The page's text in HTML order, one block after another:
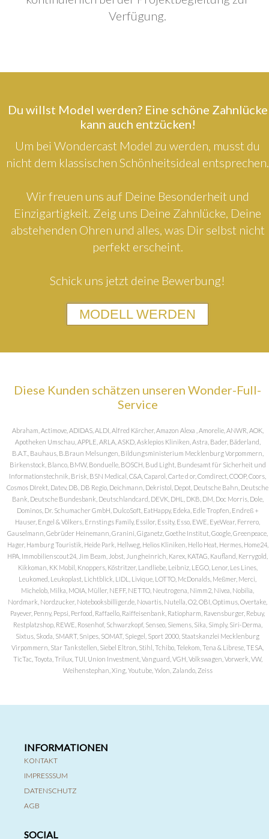
Verfügung.
Du willst Model werden? Eine schöne Zahnlücke
kann auch entzücken!
Um bei Wondercast Model zu werden, musst du
nicht dem klassischen Schönheitsideal entsprechen.
Wir freuen uns auf Deine Besonderheit und
Einzigartigkeit. Zeig uns Deine Zahnlücke, Deine
abstehenden Ohren und alles, was Dir selbst nicht
perfekt erscheint.
Schick uns jetzt deine Bewerbung!
MODELL WERDEN
Diese Kunden schätzen unseren Wonder-Full-
Service
Abraham, Actimove, ADIDAS, ALDI, Alfred Kärcher, Amazon Alexa , Amorelie, ANWR, AOK,
Apotheken Umschau, APPLE, ARLA, ASKD, Asklepios Kliniken, Astra, Bader, Bäderland,
B.A.T., Bauhaus, B.Braun Melsungen, Bildungsministerium Mecklenburg Vorpommern,
Birkenstock, Blanco, BMW, Bonduelle, BOSCH, Bud Light, Bundesamt für Sicherheit und
Informationstechnik, Brisk, BSN Medical, C&A, Caparol, Carte d or, Comdirect, COOP, Coors,
Cosmos DIrekt, Datev, DB, DB Regio, Deichmann, Dekristol, Depot, Deutsche Bahn, Deutsche
Bank, Deutsche Bundesbank, Deutschlandcard, DEVK, DHL, DKB, DM, Doc Morris, Dole,
Dominos, Dr. Schumacher GmbH, DulcoSoft, EatHappy, Edeka, Edle Tropfen, Endreß +
Hauser, Engel & Völkers, Ernstings Family, Essilor, Essity, Esso, EWE, EyeWear, Ferrero,
Gauselmann, Gebrüder Heinemann, Granini, Giganetz, Goethe Institut, Google, Greenpeace,
Hager, Hamburg Touristik, Heide Park, Hellweg, Helios Kliniken, Hello Heat, Hermes, Home24,
HPA, Immobilienscout24, Jim Beam, Jobst, Jungheinrich, Karex, KATAG, Kaufland, Kerrygold,
Kikkoman, KK Mobil, Knoppers, Köstritzer, Landliebe, Leibniz, LEGO, Lenor, Les Lines,
Leukomed, Leukoplast, Lichtblick, LIDL, Livique, LOTTO, McDonalds, Meßmer, Merci,
Michelob, Milka, MOIA, Müller, NEFF, NETTO, Neutrogena, Nimm2, Nivea, Nobilia,
Nordmark, Nordzucker, Notebooksbilliger.de, Novartis, Nutella, O2, OBI, Optimus, Overtake,
Payever, Penny, Pepsi, Perfood, Raffaello, Raiffeisenbank, Ratiopharm, Ravensburger, Rebuy,
Restplatzshop, REWE, Rosenhof, Schwarzkopf, Senseo, Siemens, Sika, Simply, Siri-Derma,
Sixtus, Skoda, SMART, Snipes, SOMAT, Spiegel, Sport 2000, Staatskanzlei Mecklenburg
Virpommern, Star Tankstellen, Siebel Eltron, Stihl, Tchibo, Telekom, Tena & Librese, TESA,
TicTac, Toyota, Trilux, TUI, Union Investment, Vanguard, VGH, Volkswagen, Vorwerk, VW,
Weihenstephan, Xing, Youtube, Yxlon, Zalando, Zeiss
INFORMATIONEN
KONTAKT
IMPRESSSUM
DATENSCHUTZ
AGB
SOCIAL